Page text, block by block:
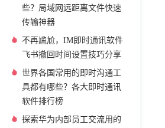
些？局域网远距离文件快速
传输神器
不再尴尬，IM即时通讯软件
飞书撤回时间设置技巧分享
世界各国常用的即时沟通工
具都有哪些？各大即时通讯
软件排行榜
探索华为内部员工交流用的